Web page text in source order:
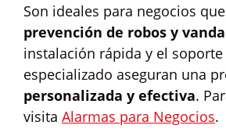
Son ideales para negocios
prevención de robos y
instalación rápida y el
especializado aseguran una
personalizada y efectiva.
visita Alarmas para Negocios.